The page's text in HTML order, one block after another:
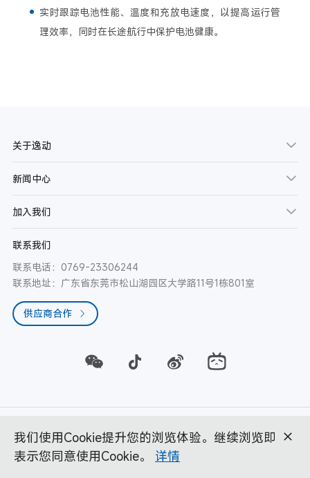
实时跟踪电池性能、温度和充放电速度，以提高运行管
理效率，同时在长途航行中保护电池健康。
关于逸动
新闻中心
加入我们
联系我们
联系电话：0769-23306244
联系地址：广东省东莞市松山湖园区大学路11号1栋801室
供应商合作
隐私政策 | 法律声明 | 逸动科技 版权所有 | 粤ICP备17130699号-1
我们使用Cookie提升您的浏览体验。继续浏览即
表示您同意使用Cookie。 详情